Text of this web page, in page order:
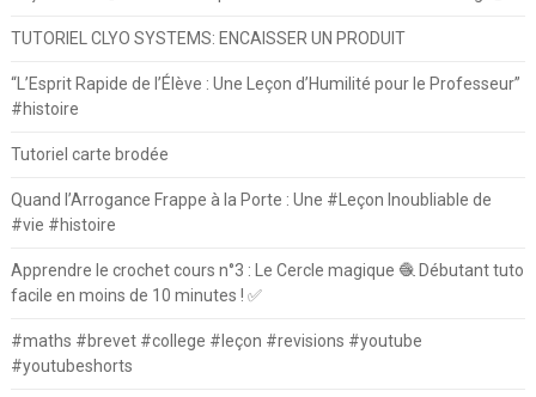
TUTORIEL CLYO SYSTEMS: ENCAISSER UN PRODUIT
“L’Esprit Rapide de l’Élève : Une Leçon d’Humilité pour le Professeur”
#histoire
Tutoriel carte brodée
Quand l’Arrogance Frappe à la Porte : Une #Leçon Inoubliable de
#vie #histoire
Apprendre le crochet cours n°3 : Le Cercle magique 🧶 Débutant tuto
facile en moins de 10 minutes ! ✅
#maths #brevet #college #leçon #revisions #youtube
#youtubeshorts